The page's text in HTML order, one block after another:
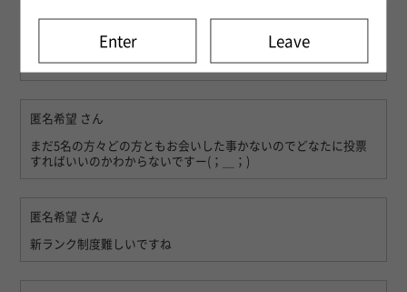
匿名希望さん
新ランク制度難しいですね。お会いしたことないし悩んで投票し
ます。
匿名希望 さん
まだ5名の方々どの方ともお会いした事かないのでどなたに投票
すればいいのかわからないですー(；＿；)
匿名希望 さん
新ランク制度難しいですね
Enter Leave